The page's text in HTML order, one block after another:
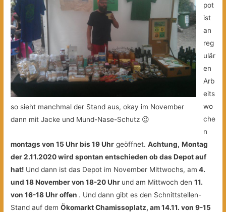
so sieht manchmal der Stand aus, okay im November
dann mit Jacke und Mund-Nase-Schutz 😉
pot
ist
an
reg
ulär
en
Arb
eits
wo
che
n
montags von 15 Uhr bis 19 Uhr geöffnet.Achtung, Montag
der 2.11.2020 wird spontan entschieden ob das Depot auf
hat! Und dann ist das Depot im November Mittwochs, am 4.
und 18 November von 18-20 Uhr und am Mittwoch den11.
von 16-18 Uhr offen . Und dann gibt es den Schnittstellen-
Stand auf demÖkomarkt Chamissoplatz, am 14.11. von 9-15